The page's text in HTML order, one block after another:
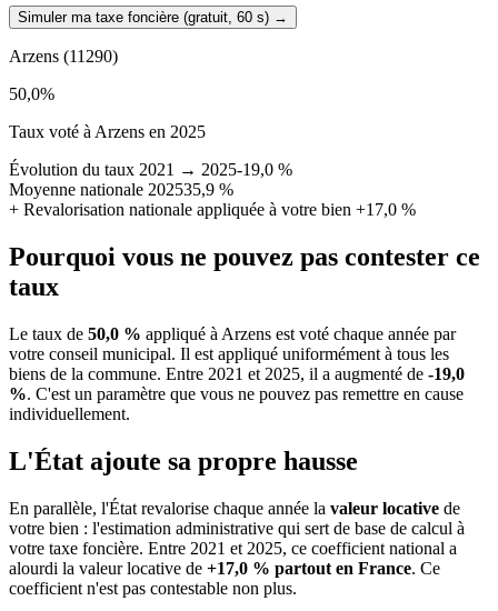
Simuler ma taxe foncière (gratuit, 60 s) →
Arzens (11290)
50,0%
Taux voté à Arzens en 2025
Évolution du taux 2021 → 2025-19,0 %
Moyenne nationale 202535,9 %
+ Revalorisation nationale appliquée à votre bien +17,0 %
Pourquoi vous ne pouvez pas contester ce
taux
Le taux de 50,0 % appliqué à Arzens est voté chaque année par
votre conseil municipal. Il est appliqué uniformément à tous les
biens de la commune. Entre 2021 et 2025, il a augmenté de -19,0
%. C'est un paramètre que vous ne pouvez pas remettre en cause
individuellement.
L'État ajoute sa propre hausse
En parallèle, l'État revalorise chaque année la valeur locative de
votre bien : l'estimation administrative qui sert de base de calcul à
votre taxe foncière. Entre 2021 et 2025, ce coefficient national a
alourdi la valeur locative de +17,0 % partout en France. Ce
coefficient n'est pas contestable non plus.